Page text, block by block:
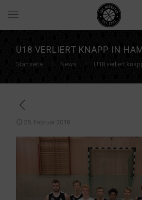
U18 VERLIERT KNAPP IN
Startseite News U18 verliert
25. Februar 2018